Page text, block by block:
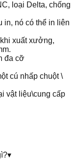
loại Delta, chống
in, nó có thể in liên
xuất xưởng,
đa cỡ
cú nhấp chuột \
vật liệu\cung cấp
▾